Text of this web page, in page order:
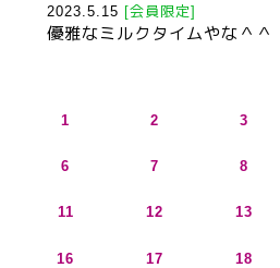
2023.5.15 [会員限定]
優雅なミルクタイムやな＾＾
1 2 3
6 7 8
11 12 13
16 17 18